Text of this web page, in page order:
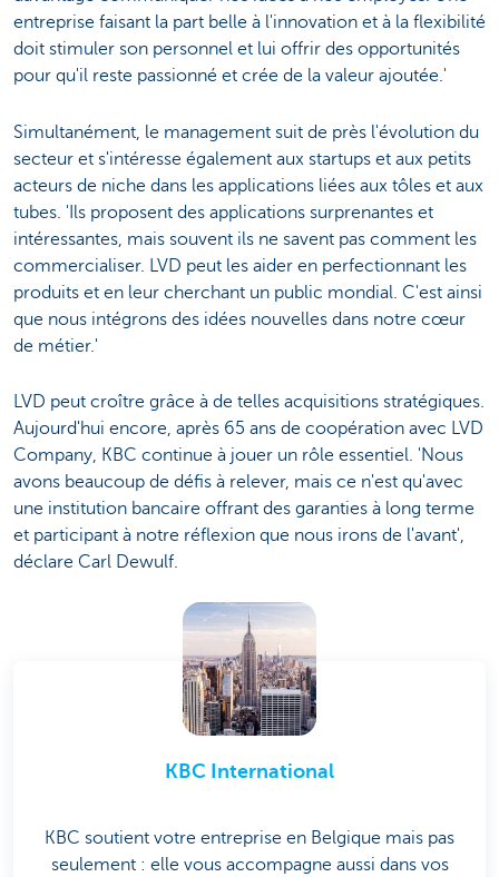
entreprise faisant la part belle à l'innovation et à la flexibilité
doit stimuler son personnel et lui offrir des opportunités
pour qu'il reste passionné et crée de la valeur ajoutée.'
Simultanément, le management suit de près l'évolution du
secteur et s'intéresse également aux startups et aux petits
acteurs de niche dans les applications liées aux tôles et aux
tubes. 'Ils proposent des applications surprenantes et
intéressantes, mais souvent ils ne savent pas comment les
commercialiser. LVD peut les aider en perfectionnant les
produits et en leur cherchant un public mondial. C'est ainsi
que nous intégrons des idées nouvelles dans notre cœur
de métier.'
LVD peut croître grâce à de telles acquisitions stratégiques.
Aujourd'hui encore, après 65 ans de coopération avec LVD
Company, KBC continue à jouer un rôle essentiel. 'Nous
avons beaucoup de défis à relever, mais ce n'est qu'avec
une institution bancaire offrant des garanties à long terme
et participant à notre réflexion que nous irons de l'avant',
déclare Carl Dewulf.
KBC International
KBC soutient votre entreprise en Belgique mais pas
seulement : elle vous accompagne aussi dans vos